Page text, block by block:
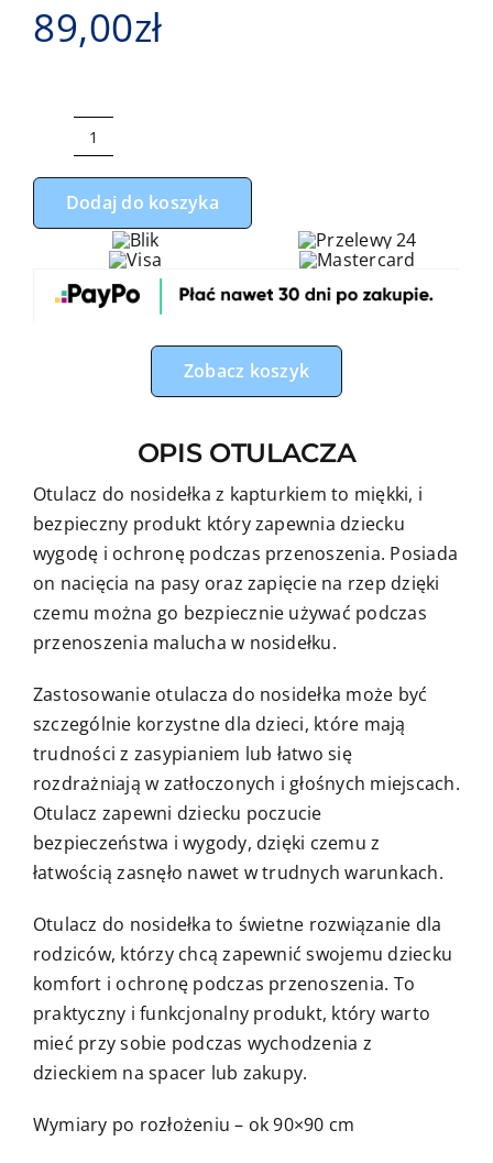
89,00zł
ilość
Otulacz
do
fotelika,
nosidełka
miś
niebieskim
Dodaj do koszyka
Zobacz koszyk
OPIS OTULACZA
Otulacz do nosidełka z kapturkiem to miękki, i
bezpieczny produkt który zapewnia dziecku
wygodę i ochronę podczas przenoszenia. Posiada
on nacięcia na pasy oraz zapięcie na rzep dzięki
czemu można go bezpiecznie używać podczas
przenoszenia malucha w nosidełku.
Zastosowanie otulacza do nosidełka może być
szczególnie korzystne dla dzieci, które mają
trudności z zasypianiem lub łatwo się
rozdrażniają w zatłoczonych i głośnych miejscach.
Otulacz zapewni dziecku poczucie
bezpieczeństwa i wygody, dzięki czemu z
łatwością zasnęło nawet w trudnych warunkach.
Otulacz do nosidełka to świetne rozwiązanie dla
rodziców, którzy chcą zapewnić swojemu dziecku
komfort i ochronę podczas przenoszenia. To
praktyczny i funkcjonalny produkt, który warto
mieć przy sobie podczas wychodzenia z
dzieckiem na spacer lub zakupy.
Wymiary po rozłożeniu – ok 90×90 cm